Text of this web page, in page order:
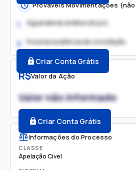
R$Valor da Ação
Valor não informado
Criar Conta Grátis
Informações do Processo
CLASSE
Apelação Cível
Prováveis Movimentações
1. Aguardando análise do juiz
2. Possível audiência de conciliação
Criar Conta Grátis